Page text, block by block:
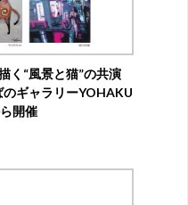
く“風景と猫”の共演
ギャラリーYOHAKU
開催